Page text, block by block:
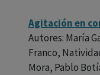
Agitación en
Autores: María
Franco,
Mora, Pablo